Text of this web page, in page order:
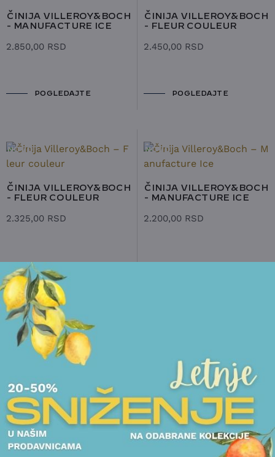
ČINIJA VILLEROY&BOCH
- MANUFACTURE ICE
2.850,00 RSD
POGLEDAJTE
ČINIJA VILLEROY&BOCH
- FLEUR COULEUR
2.450,00 RSD
POGLEDAJTE
NOVO
ČINIJA VILLEROY&BOCH
- FLEUR COULEUR
2.325,00 RSD
POGLEDAJTE
NOVO
ČINIJA VILLEROY&BOCH
- MANUFACTURE ICE
2.200,00 RSD
ČINIJA VILLEROY&BOCH
POGLEDAJTE POGLEDAJTE